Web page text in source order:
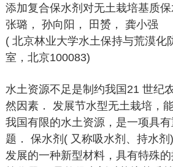
添加复合保水剂对无土栽培基质
张璐， 孙向阳， 田赟， 龚小强
( 北京林业大学水土保持与荒漠化
室，北京100083)
水土资源不足是制约我国21 世纪
然因素． 发展节水型无土栽培，
我国有限的水土资源，是一项具
题． 保水剂( 又称吸水剂、持水
发展的一种新型材料，具有特殊